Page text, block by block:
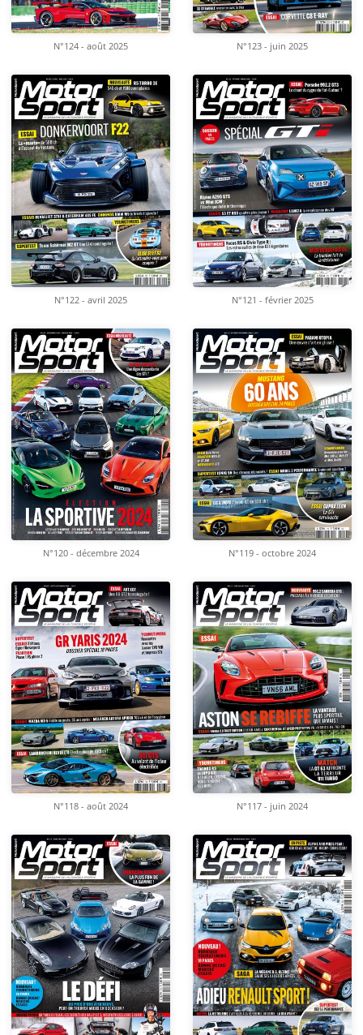
N°124 - août 2025 N°123 - juin 2025
N°122 - avril 2025 N°121 - février 2025
N°120 - décembre 2024 N°119 - octobre 2024
N°118 - août 2024 N°117 - juin 2024